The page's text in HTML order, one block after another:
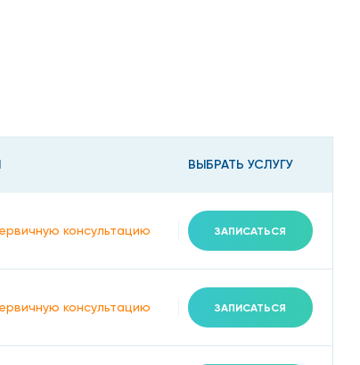
гормональный фон.
свидетельствуют
ВЫБРАТЬ УСЛУГУ
консультацию ЗАПИСАТЬСЯ
консультацию ЗАПИСАТЬСЯ